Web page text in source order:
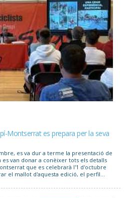
Montserrat es prepara per la seva
es va dur a terme la presentació de
es van donar a conèixer tots els detalls
que es celebrarà l'1 d'octubre
el mallot d'aquesta edició, el perfil...